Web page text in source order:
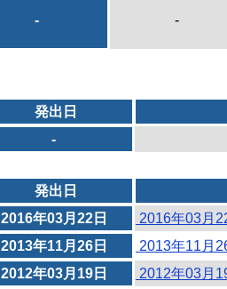
- -
発出日
-
発出日
2016年03月22日
2016年03月
2013年11月26日
2013年11月
2012年03月19日
2012年03月